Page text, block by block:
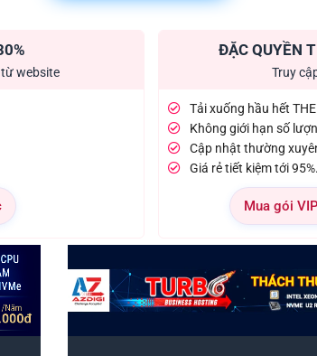
website
ĐẶC QUYỀN
Truy
Tải xuống hầu hết
Không giới hạn số
Cập nhật thường
Giá rẻ tiết kiệm tới 95%.
Mua gói